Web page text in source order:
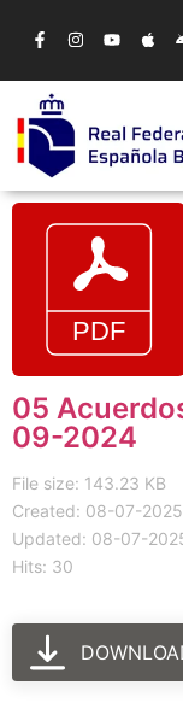
05
09-2024
File size: 143.23 KB
Created: 08-07-2025
Updated: 08-07-
Hits: 30